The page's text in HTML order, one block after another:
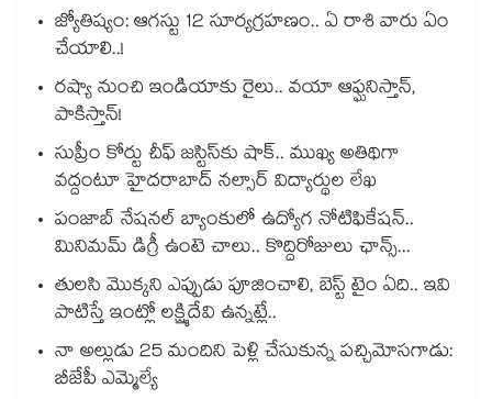
జ్యోతిష్యం: ఆగస్టు 12 సూర్యగ్రహణం.. ఏ రాశి వారు ఏం
చేయాలి..!
రష్యా నుంచి ఇండియాకు రైలు.. వయా ఆఫ్ఘనిస్తాన్,
పాకిస్తాన్!
సుప్రీం కోర్టు చీఫ్ జస్టిస్⁭కు షాక్.. ముఖ్య అతిథిగా
వద్దంటూ హైదరాబాద్ నల్సార్ విద్యార్థుల లేఖ
పంజాబ్ నేషనల్ బ్యాంకులో ఉద్యోగ నోటిఫికేషన్..
మినిమమ్ డిగ్రీ ఉంటె చాలు.. కొద్దిరోజులు ఛాన్స్...
తులసి మొక్కని ఎప్పుడు పూజించాలి, బెస్ట్ టైం ఏది.. ఇవి
పాటిస్తే ఇంట్లో లక్ష్మిదేవి ఉన్నట్లే..
నా అల్లుడు 25 మందిని పెళ్లి చేసుకున్న పచ్చిమోసగాడు:
బీజేపీ ఎమ్మెల్యే